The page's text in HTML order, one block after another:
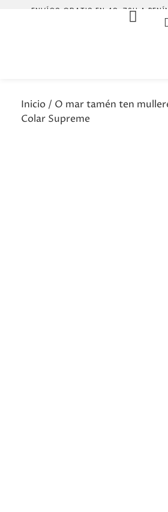
ENVÍOS GRATIS EN 48-72H A
Inicio / O mar tamén ten
Colar Supreme